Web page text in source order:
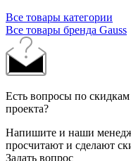
Все товары категории
Все товары бренда Gauss
Есть вопросы по
проекта?
Напишите и наши
просчитают и сделают
Задать вопрос